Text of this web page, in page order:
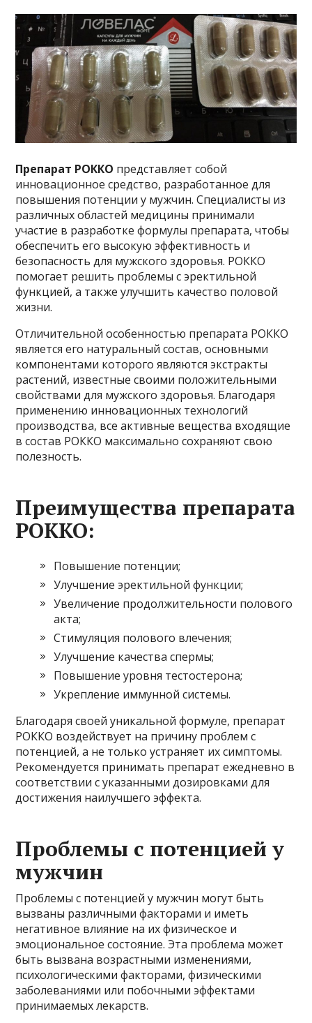
Препарат РОККО представляет собой
инновационное средство, разработанное для
повышения потенции у мужчин. Специалисты из
различных областей медицины принимали
участие в разработке формулы препарата, чтобы
обеспечить его высокую эффективность и
безопасность для мужского здоровья. РОККО
помогает решить проблемы с эректильной
функцией, а также улучшить качество половой
жизни.
Отличительной особенностью препарата РОККО
является его натуральный состав, основными
компонентами которого являются экстракты
растений, известные своими положительными
свойствами для мужского здоровья. Благодаря
применению инновационных технологий
производства, все активные вещества входящие
в состав РОККО максимально сохраняют свою
полезность.
Преимущества препарата
РОККО:
Повышение потенции;
Улучшение эректильной функции;
Увеличение продолжительности полового
акта;
Стимуляция полового влечения;
Улучшение качества спермы;
Повышение уровня тестостерона;
Укрепление иммунной системы.
Благодаря своей уникальной формуле, препарат
РОККО воздействует на причину проблем с
потенцией, а не только устраняет их симптомы.
Рекомендуется принимать препарат ежедневно в
соответствии с указанными дозировками для
достижения наилучшего эффекта.
Проблемы с потенцией у
мужчин
Проблемы с потенцией у мужчин могут быть
вызваны различными факторами и иметь
негативное влияние на их физическое и
эмоциональное состояние. Эта проблема может
быть вызвана возрастными изменениями,
психологическими факторами, физическими
заболеваниями или побочными эффектами
принимаемых лекарств.